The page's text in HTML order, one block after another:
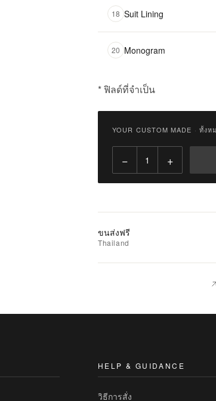
18 Suit Lining
20 Monogram
* ฟิลด์ที่จำเป็น
Qty:
เพิ่ม
รายการ
เปรียบ
เทียบ
YOUR CUSTOM MADE · ทั้งห
− +
ขนส่งฟรี
Thailand
HELP & GUIDANCE
วิธีการสั่ง